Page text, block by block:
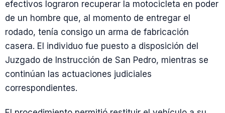
efectivos lograron recuperar la motocicleta en poder
de un hombre que, al momento de entregar el
rodado, tenía consigo un arma de fabricación
casera. El individuo fue puesto a disposición del
Juzgado de Instrucción de San Pedro, mientras se
continúan las actuaciones judiciales
correspondientes.